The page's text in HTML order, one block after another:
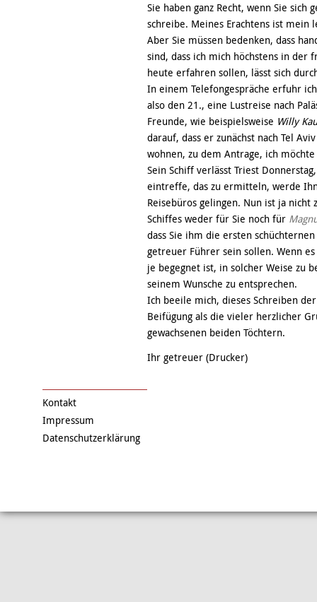
Sie haben ganz Recht, wenn Sie
schreibe. Meines Erachtens ist mein
Aber Sie müssen bedenken, dass
sind, dass ich mich höchstens in der
heute erfahren sollen, lässt sich
In einem Telefongespräche erfuhr
also den 21., eine Lustreise nach
Freunde, wie beispielsweise Willy
darauf, dass er zunächst nach Tel
wohnen, zu dem Antrage, ich
Sein Schiff verlässt Triest
eintreffe, das zu ermitteln, werde
Reisebüros gelingen. Nun ist ja
Schiffes weder für Sie noch für
dass Sie ihm die ersten
getreuer Führer sein sollen. Wenn
je begegnet ist, in solcher Weise zu
seinem Wunsche zu entsprechen.
Ich beeile mich, dieses Schreiben
Beifügung als die vieler herzlicher
gewachsenen beiden Töchtern.
Ihr getreuer (Drucker)
Kontakt
Impressum
Datenschutzerklärung